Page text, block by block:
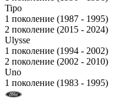
Tipo
1 поколение (1987 - 1995)
2 поколение (2015 - 2024)
Ulysse
1 поколение (1994 - 2002)
2 поколение (2002 - 2010)
Uno
1 поколение (1983 - 1995)